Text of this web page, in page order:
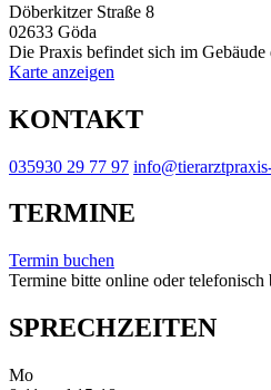
Döberkitzer Straße 8
02633 Göda
Die Praxis befindet sich im
Karte anzeigen
KONTAKT
035930 29 77 97
TERMINE
Termin buchen
Termine bitte online oder telefonisch
SPRECHZEITEN
Mo